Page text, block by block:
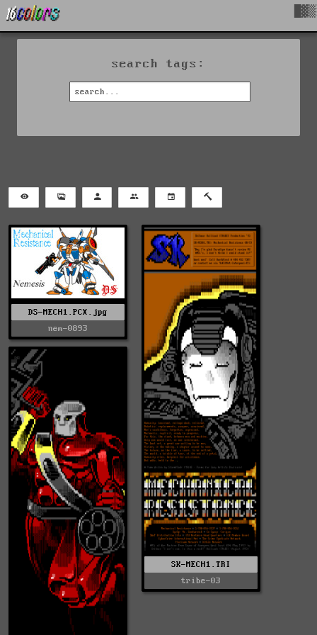
search tags:
DS-MECH1.PCX.jpg
nem-0893
SK-MECH1.TRI
tribe-03